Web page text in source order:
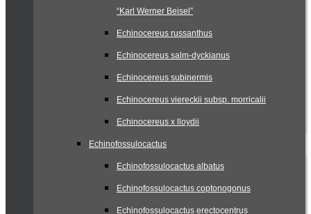
“Karl Werner Beisel”
Echinocereus russanthus
Echinocereus salm-dyckianus
Echinocereus subinermis
Echinocereus viereckii subsp. morricalii
Echinocereus x lloydii
Echinofossulocactus
Echinofossulocactus albatus
Echinofossulocactus coptonogonus
Echinofossulocactus erectocentrus